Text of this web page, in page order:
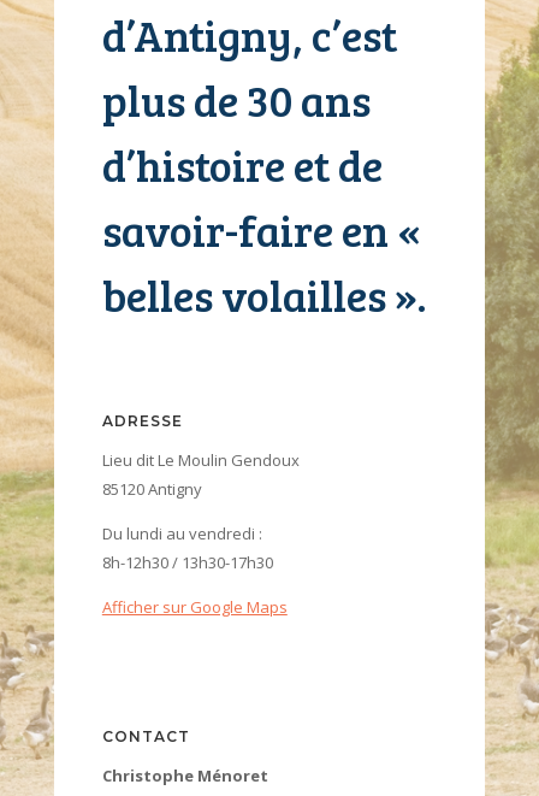
d’Antigny, c’est
plus de 30 ans
d’histoire et de
savoir-faire en «
belles volailles ».
ADRESSE
Lieu dit Le Moulin Gendoux
85120 Antigny
Du lundi au vendredi :
8h-12h30 / 13h30-17h30
Afficher sur Google Maps
CONTACT
Christophe Ménoret